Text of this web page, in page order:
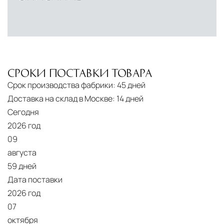
доставки и обеспечить полный контроль над
Глобальная сеть распределительных
центров
Помимо Москвы, мы располагаем
логистическими узлами в ключевых
международных хабах:
Дубай, ОАЭ
Ближнего Востока и Азии
Кипр— распределительная база для
Средиземноморского региона
СРОКИ ПОСТАВКИ ТОВАРА
Срок производства фабрики: 45 дней
Доставка на склад в Москве: 14 дней
Сегодня
2026 год
09
августа
59 дней
Дата поставки
2026 год
07
октября